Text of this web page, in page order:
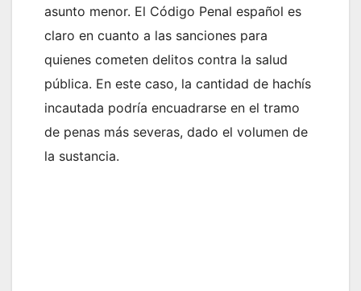
asunto menor. El Código Penal español es
claro en cuanto a las sanciones para
quienes cometen delitos contra la salud
pública. En este caso, la cantidad de hachís
incautada podría encuadrarse en el tramo
de penas más severas, dado el volumen de
la sustancia.